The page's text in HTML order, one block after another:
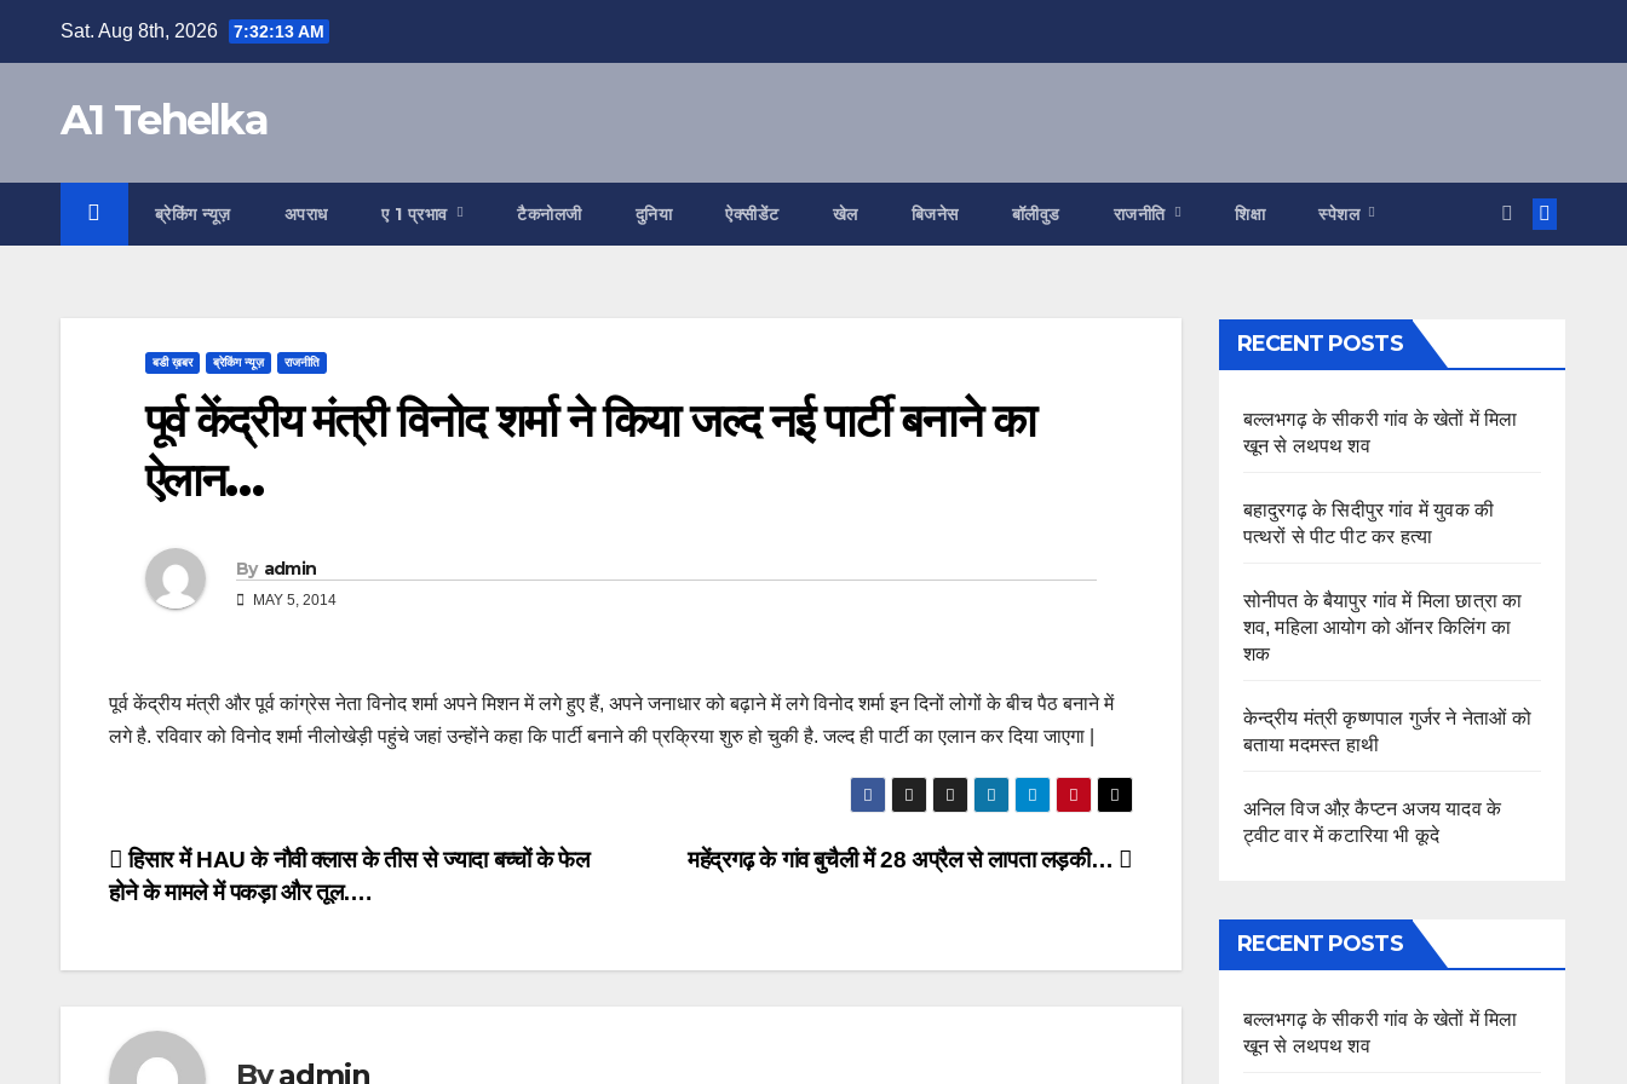
Sat. Aug 8th, 2026 7:32:14 AM
A1 Tehelka
ब्रेकिंग न्यूज़ अपराध ए 1 प्रभाव टैकनोलजी दुनिया ऐक्सीडेंट खेल बिजनेस बॉलीवुड राजनीति शिक्षा स्पेशल
बडी ख़बर ब्रेकिंग न्यूज़ राजनीति
पूर्व केंद्रीय मंत्री विनोद शर्मा ने किया जल्द नई पार्टी बनाने का
ऐलान…
By admin
MAY 5, 2014
पूर्व केंद्रीय मंत्री और पूर्व कांग्रेस नेता विनोद शर्मा अपने मिशन में लगे हुए हैं, अपने जनाधार को बढ़ाने में लगे विनोद शर्मा इन दिनों लोगों के बीच पैठ बनाने में
लगे है. रविवार को विनोद शर्मा नीलोखेड़ी पहुंचे जहां उन्होंने कहा कि पार्टी बनाने की प्रक्रिया शुरु हो चुकी है. जल्द ही पार्टी का एलान कर दिया जाएगा |
Post
navigation
महेंद्रगढ़ के गांव बुचैली में 28 अप्रैल से लापता लड़की…
हिसार में HAU के नौवी क्लास के तीस से ज्यादा बच्चों के फेल
होने के मामले में पकड़ा और तूल….
Byadmin
RECENT POSTS
बल्लभगढ़ के सीकरी गांव के खेतों में मिला
खून से लथपथ शव
बहादुरगढ़ के सिदीपुर गांव में युवक की
पत्थरों से पीट पीट कर हत्या
सोनीपत के बैयापुर गांव में मिला छात्रा का
शव, महिला आयोग को ऑनर किलिंग का
शक
केन्द्रीय मंत्री कृष्णपाल गुर्जर ने नेताओं को
बताया मदमस्त हाथी
अनिल विज औऱ कैप्टन अजय यादव के
ट्वीट वार में कटारिया भी कूदे
RECENT POSTS
बल्लभगढ़ के सीकरी गांव के खेतों में मिला
खून से लथपथ शव